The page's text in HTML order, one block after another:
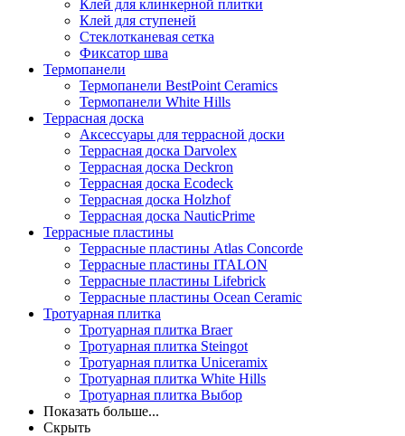
Клей для клинкерной плитки
Клей для ступеней
Стеклотканевая сетка
Фиксатор шва
Термопанели
Термопанели BestPoint Ceramics
Термопанели White Hills
Террасная доска
Аксессуары для террасной доски
Террасная доска Darvolex
Террасная доска Deckron
Террасная доска Ecodeck
Террасная доска Holzhof
Террасная доска NauticPrime
Террасные пластины
Террасные пластины Atlas Concorde
Террасные пластины ITALON
Террасные пластины Lifebrick
Террасные пластины Ocean Ceramic
Тротуарная плитка
Тротуарная плитка Braer
Тротуарная плитка Steingot
Тротуарная плитка Uniceramix
Тротуарная плитка White Hills
Тротуарная плитка Выбор
Показать больше...
Скрыть